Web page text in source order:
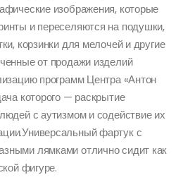
изображения, которые
и переселяются на подушки,
корзинки для мелочей и другие
от продажи изделий
программ Центра «Антон
которого — раскрытие
с аутизмом и содействие их
фартук с
лямками отлично сидит как
фигуре.